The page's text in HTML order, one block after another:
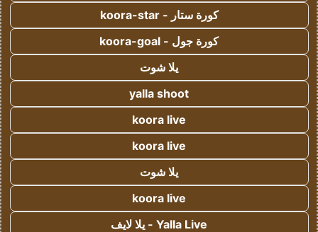
كورة ستار - koora-star
كورة جول - koora-goal
يلا شوت
yalla shoot
koora live
koora live
يلا شوت
koora live
Yalla Live - يلا لايف